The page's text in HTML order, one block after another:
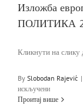
Изложба
ПОЛИТИКА
Кликнути на слику
By Slobodan Rajević |
искљученина
Изложба
Проитај више